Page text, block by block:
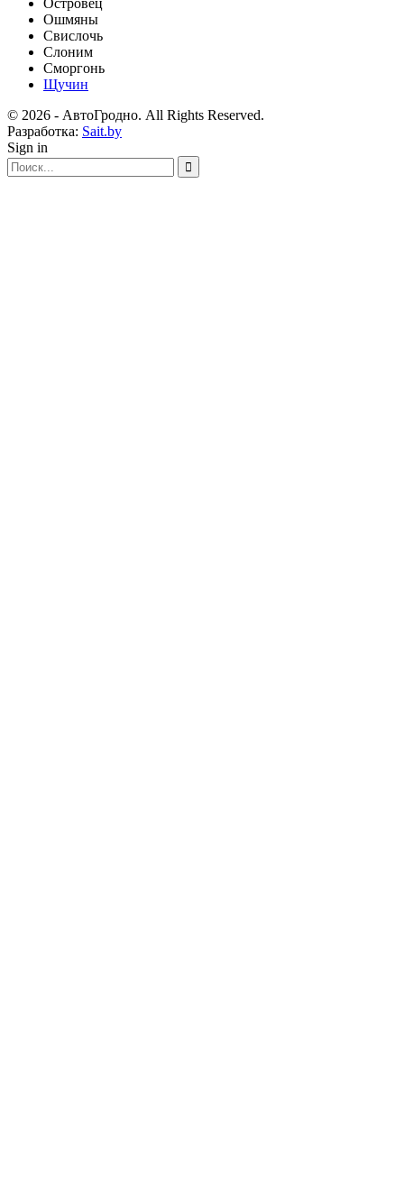
Островец
Ошмяны
Свислочь
Слоним
Сморгонь
Щучин
© 2026 - АвтоГродно. All Rights Reserved.
Разработка: Sait.by
Sign in